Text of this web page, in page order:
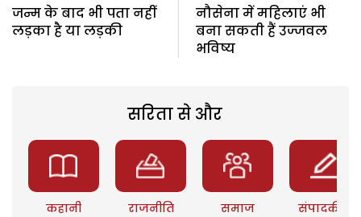
जन्म के बाद भी पता नहीं
लड़का है या लड़की
नौसेना में महिलाएं भी
बना सकती हैं उज्जवल
भविष्य
सरिता से और
कहानी राजनीति समाज संपादकीय